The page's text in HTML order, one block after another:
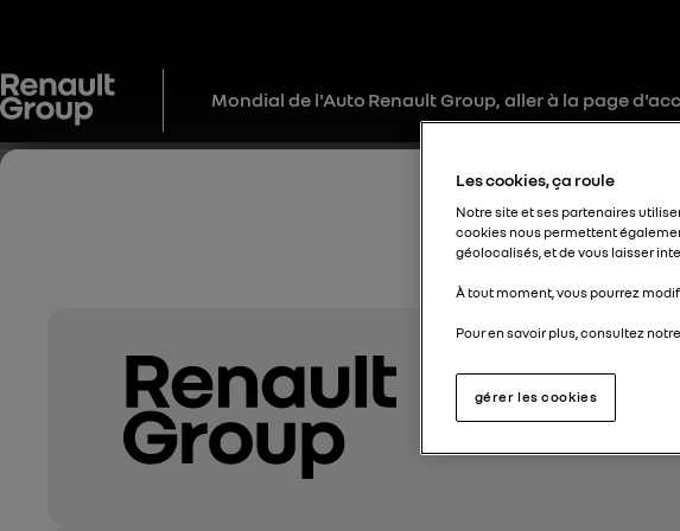
Mondial de l'Auto Renault Group, aller à la page
Les cookies, ça roule
Notre site et ses partenaires
cookies nous permettent
géolocalisés, et de vous laisser
À tout moment, vous pourrez
Pour en savoir plus, consultez notre
gérer les cookies